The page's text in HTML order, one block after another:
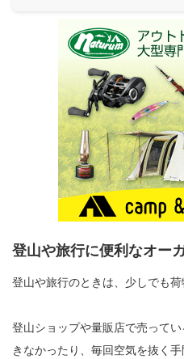
登山や旅行に便利なオー
登山や旅行のときは、少しでも荷
登山ショップや量販店で売って
きなかったり、毎回空気を抜く